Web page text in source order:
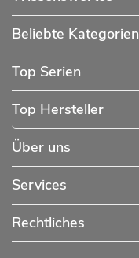
Beliebte Kategorien
Top Serien
Top Hersteller
Über uns
Services
Rechtliches